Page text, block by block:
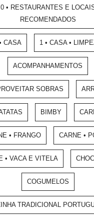
0 • RESTAURANTES E
RECOMENDADOS
CASA 1 • CASA •
ACOMPANHAMENTOS
SOBRAS
BIMBY
• FRANGO CARNE •
• VACA E VITELA
COGUMELOS
TRADICIONAL